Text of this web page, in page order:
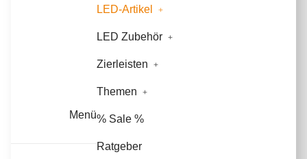
Menü
LED-Artikel
LED Zubehör
Zierleisten
Themen
% Sale %
Ratgeber